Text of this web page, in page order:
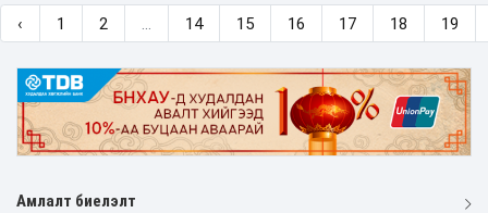
‹ 1 2 14 15 16 17 18 19
Амлалт биелэлт